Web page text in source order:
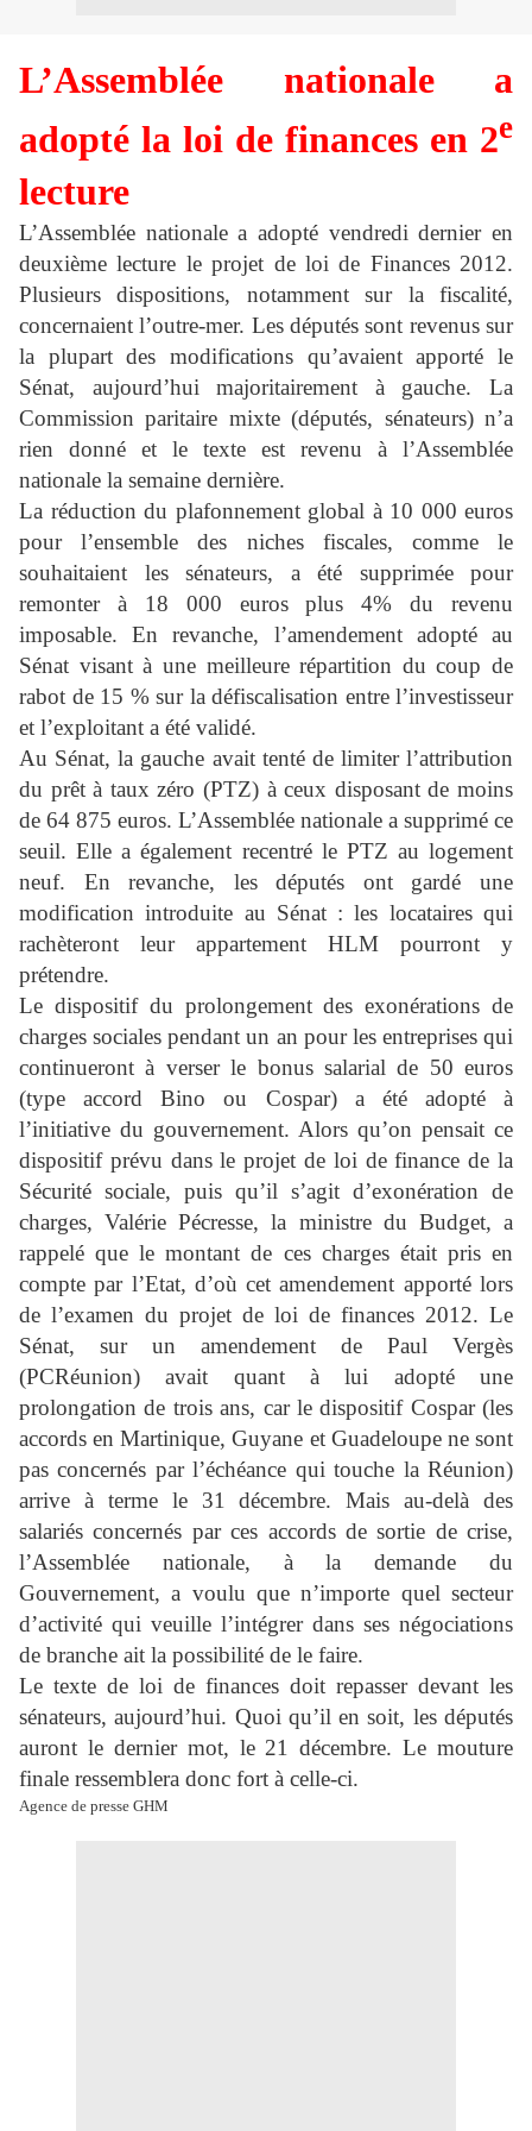
L’Assemblée nationale a
adopté la loi de finances en 2e
lecture
L’Assemblée nationale a adopté vendredi dernier en
deuxième lecture le projet de loi de Finances 2012.
Plusieurs dispositions, notamment sur la fiscalité,
concernaient l’outre-mer. Les députés sont revenus sur
la plupart des modifications qu’avaient apporté le
Sénat, aujourd’hui majoritairement à gauche. La
Commission paritaire mixte (députés, sénateurs) n’a
rien donné et le texte est revenu à l’Assemblée
nationale la semaine dernière.
La réduction du plafonnement global à 10 000 euros
pour l’ensemble des niches fiscales, comme le
souhaitaient les sénateurs, a été supprimée pour
remonter à 18 000 euros plus 4% du revenu
imposable. En revanche, l’amendement adopté au
Sénat visant à une meilleure répartition du coup de
rabot de 15 % sur la défiscalisation entre l’investisseur
et l’exploitant a été validé.
Au Sénat, la gauche avait tenté de limiter l’attribution
du prêt à taux zéro (PTZ) à ceux disposant de moins
de 64 875 euros. L’Assemblée nationale a supprimé ce
seuil. Elle a également recentré le PTZ au logement
neuf. En revanche, les députés ont gardé une
modification introduite au Sénat : les locataires qui
rachèteront leur appartement HLM pourront y
prétendre.
Le dispositif du prolongement des exonérations de
charges sociales pendant un an pour les entreprises qui
continueront à verser le bonus salarial de 50 euros
(type accord Bino ou Cospar) a été adopté à
l’initiative du gouvernement. Alors qu’on pensait ce
dispositif prévu dans le projet de loi de finance de la
Sécurité sociale, puis qu’il s’agit d’exonération de
charges, Valérie Pécresse, la ministre du Budget, a
rappelé que le montant de ces charges était pris en
compte par l’Etat, d’où cet amendement apporté lors
de l’examen du projet de loi de finances 2012. Le
Sénat, sur un amendement de Paul Vergès
(PCRéunion) avait quant à lui adopté une
prolongation de trois ans, car le dispositif Cospar (les
accords en Martinique, Guyane et Guadeloupe ne sont
pas concernés par l’échéance qui touche la Réunion)
arrive à terme le 31 décembre. Mais au-delà des
salariés concernés par ces accords de sortie de crise,
l’Assemblée nationale, à la demande du
Gouvernement, a voulu que n’importe quel secteur
d’activité qui veuille l’intégrer dans ses négociations
de branche ait la possibilité de le faire.
Le texte de loi de finances doit repasser devant les
sénateurs, aujourd’hui. Quoi qu’il en soit, les députés
auront le dernier mot, le 21 décembre. Le mouture
finale ressemblera donc fort à celle-ci.
Agence de presse GHM